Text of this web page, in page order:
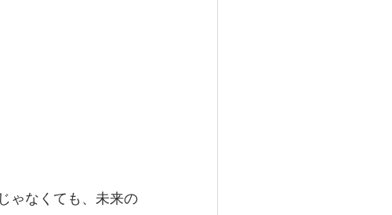
ゃなくても、未来の